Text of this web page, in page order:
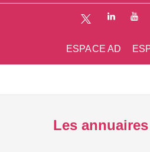
ESPACE AD
Les